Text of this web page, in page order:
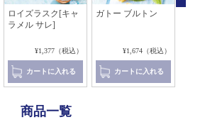
ロイズラスク[キャ
ラメル サレ]
¥1,377（税込）
カートに入れる
ガトー ブルトン
¥1,674（税込）
カートに入れる
商品一覧